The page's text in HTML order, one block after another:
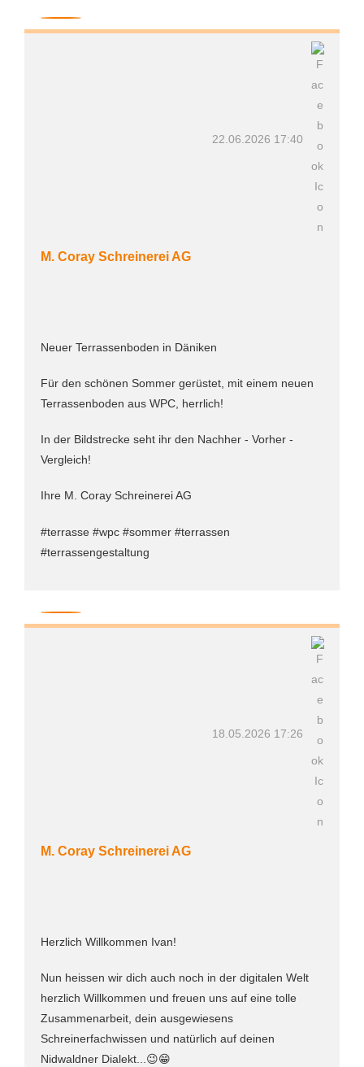
22.06.2026 17:40
M. Coray Schreinerei AG
Neuer Terrassenboden in Däniken
Für den schönen Sommer gerüstet, mit einem neuen
Terrassenboden aus WPC, herrlich!
In der Bildstrecke seht ihr den Nachher - Vorher -
Vergleich!
Ihre M. Coray Schreinerei AG
#terrasse #wpc #sommer #terrassen
#terrassengestaltung
18.05.2026 17:26
M. Coray Schreinerei AG
Herzlich Willkommen Ivan!
Nun heissen wir dich auch noch in der digitalen Welt
herzlich Willkommen und freuen uns auf eine tolle
Zusammenarbeit, dein ausgewiesens
Schreinerfachwissen und natürlich auf deinen
Nidwaldner Dialekt...😉😁